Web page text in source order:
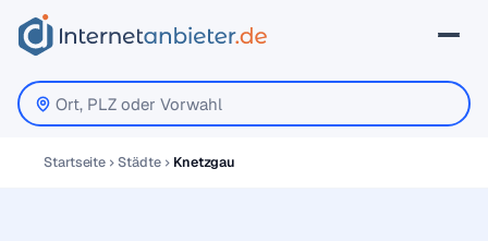
Startseite Städte Knetzgau